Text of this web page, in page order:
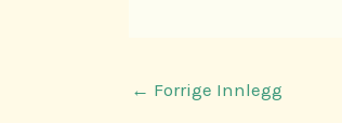
← Forrige Innlegg